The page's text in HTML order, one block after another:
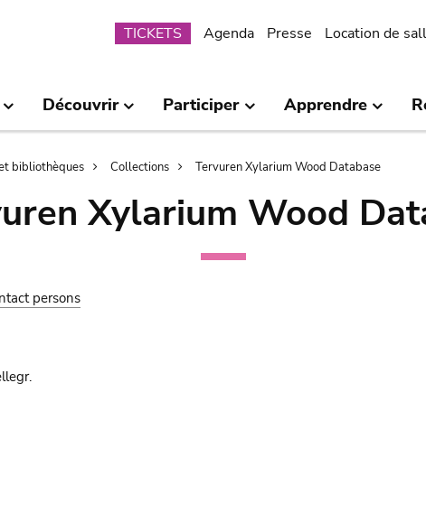
Submenu
TICKETS Agenda Presse Location de
Découvrir Participer Apprendre
bibliothèques Collections Tervuren Xylarium Wood Database
Xylarium Wood
persons